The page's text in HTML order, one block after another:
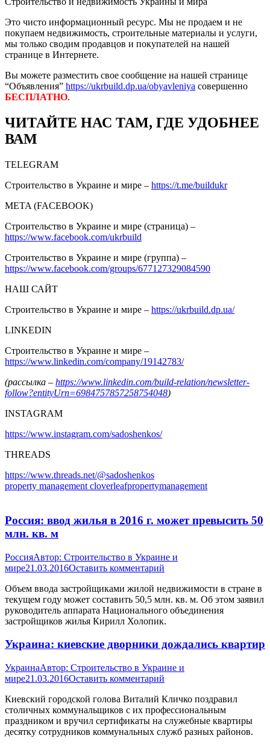
Это чисто информационный ресурс. Мы не продаем и не
покупаем недвижимость, строительные материалы и услуги,
мы только сводим продавцов и покупателей на нашей
странице в Интернете.
Вы можете разместить свое сообщение на нашей странице
“Объявления” https://ukrbuild.dp.ua/obyavleniya совершенно
БЕСПЛАТНО.
ЧИТАЙТЕ НАС ТАМ, ГДЕ УДОБНЕЕ
ВАМ
TELEGRAM
Строительство в Украине и мире – https://t.me/buildukr
META (FACEBOOK)
Строительство в Украине и мире (страница) –
https://www.facebook.com/ukrbuild
Строительство в Украине и мире (группа) –
https://www.facebook.com/groups/677127329084590
НАШ САЙТ
Строительство в Украине и мире – https://ukrbuild.dp.ua/
LINKEDIN
Строительство в Украине и мире –
https://www.linkedin.com/company/19142783/
(рассылка – https://www.linkedin.com/build-relation/newsletter-
follow?entityUrn=6984757857258754048)
INSTAGRAM
https://www.instagram.com/sadoshenkos/
THREADS
https://www.threads.net/@sadoshenkos
property management cloverleafpropertymanagement
Россия: ввод жилья в 2016 г. может превысить 50
млн. кв. м
РоссияАвтор: Строительство в Украине и
мире21.03.2016Оставить комментарий
Объем ввода застройщиками жилой недвижимости в стране в
текущем году может составить 50,5 млн. кв. м. Об этом заявил
руководитель аппарата Национального объединения
застройщиков жилья Кирилл Холопик.
Украина: киевские дворники дождались квартир
УкраинаАвтор: Строительство в Украине и
мире21.03.2016Оставить комментарий
Киевский городской голова Виталий Кличко поздравил
столичных коммунальщиков с их профессиональным
праздником и вручил сертификаты на служебные квартиры
десятку сотрудников коммунальных служб разных районов.